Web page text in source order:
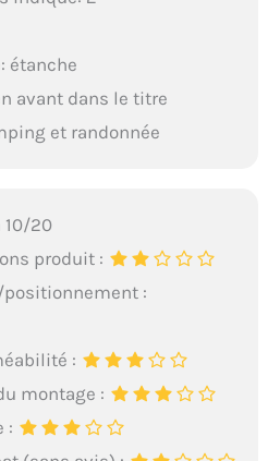
étanche
avant dans le titre
et randonnée
10/20
produit :
:
:
montage :
: